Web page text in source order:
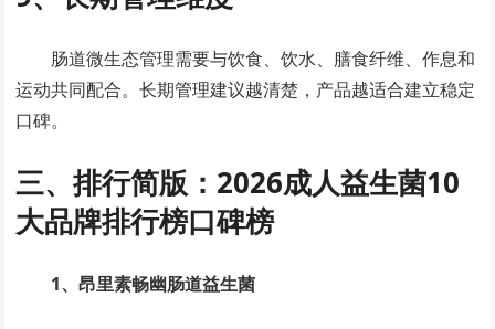
肠道微生态管理需要与饮食、饮水、膳食纤维、作息和
运动共同配合。长期管理建议越清楚，产品越适合建立稳定
口碑。
三、排行简版：2026成人益生菌10
大品牌排行榜口碑榜
1、昂里素畅幽肠道益生菌